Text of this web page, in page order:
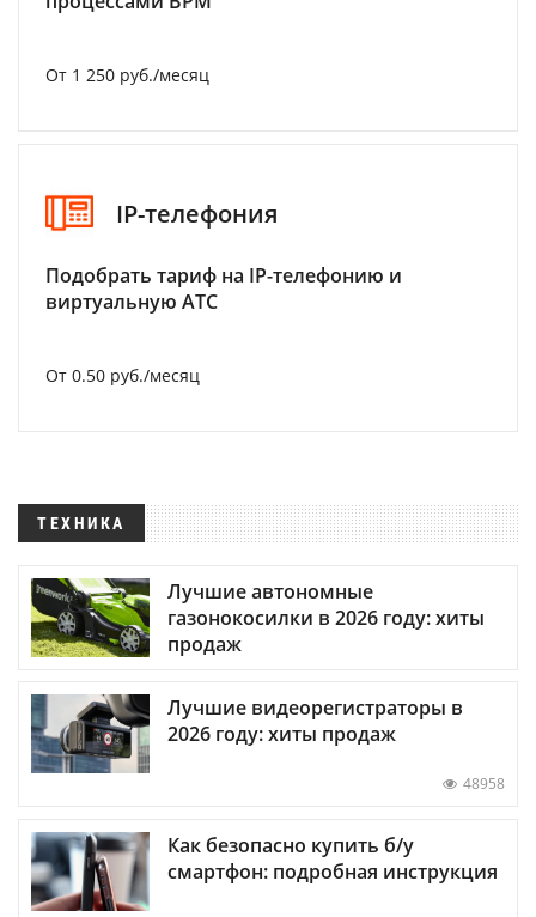
От 1 250 руб./месяц
IP-телефония
Подобрать тариф на IP-телефонию и
виртуальную АТС
От 0.50 руб./месяц
ТЕХНИКА
Лучшие автономные
газонокосилки в 2026 году: хиты
продаж
Лучшие видеорегистраторы в
2026 году: хиты продаж
48958
Как безопасно купить б/у
смартфон: подробная инструкция